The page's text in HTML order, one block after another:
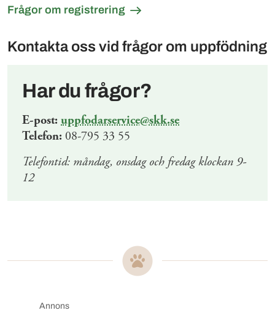
Frågor om registrering
Kontakta oss vid frågor om uppfödning
Har du frågor?
E-post: uppfodarservice@skk.se
Telefon: 08-795 33 55
Telefontid: måndag, onsdag och fredag klockan 9-
12
Annons